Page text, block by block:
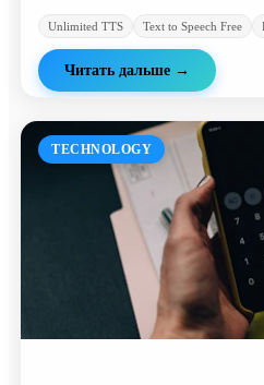
Unlimited TTS Text to Speech Free
Читать дальше →
TECHNOLOGY